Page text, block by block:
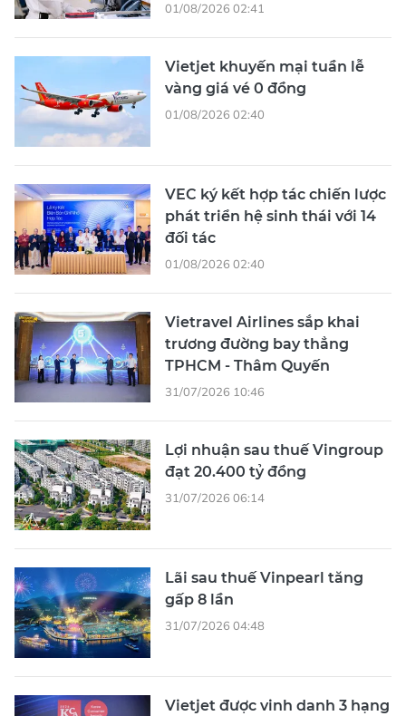
01/08/2026 02:41
Vietjet khuyến mại tuần lễ
vàng giá vé 0 đồng
01/08/2026 02:40
VEC ký kết hợp tác chiến lược
phát triển hệ sinh thái với 14
đối tác
01/08/2026 02:40
Vietravel Airlines sắp khai
trương đường bay thẳng
TPHCM - Thâm Quyến
31/07/2026 10:46
Lợi nhuận sau thuế Vingroup
đạt 20.400 tỷ đồng
31/07/2026 06:14
Lãi sau thuế Vinpearl tăng
gấp 8 lần
31/07/2026 04:48
Vietjet được vinh danh 3 hạng